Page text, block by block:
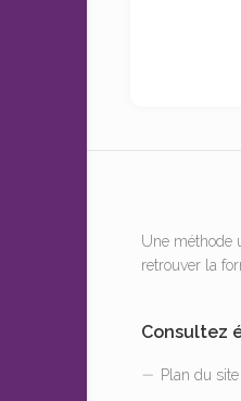
Une méthode
retrouver la
Consultez
Plan du site